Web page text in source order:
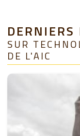
DERNIERS
SUR
DE L'AIC